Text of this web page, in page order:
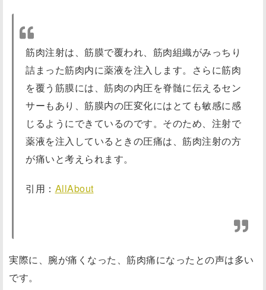
筋肉注射は、筋膜で覆われ、筋肉組織がみっちり
詰まった筋肉内に薬液を注入します。さらに筋肉
を覆う筋膜には、筋肉の内圧を脊髄に伝えるセン
サーもあり、筋膜内の圧変化にはとても敏感に感
じるようにできているのです。そのため、注射で
薬液を注入しているときの圧痛は、筋肉注射の方
が痛いと考えられます。
引用： AllAbout
実際に、腕が痛くなった、筋肉痛になったとの声は多い
です。